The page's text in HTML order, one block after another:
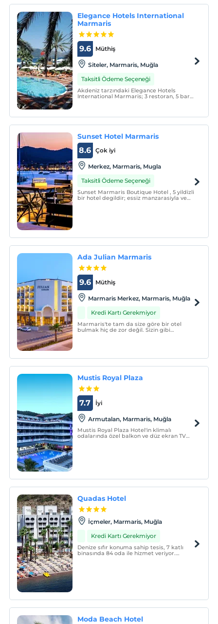
Elegance Hotels International
Marmaris
Müthiş
9.6
Siteler, Marmaris, Muğla
Taksitli Ödeme Seçeneği
Akdeniz tarzındaki Elegance Hotels
International Marmaris; 3 restoran, 5 bar
çıkarabilirler.
Sunset Hotel Marmaris
Çok iyi
8.6
Merkez, Marmaris, Mugla
Taksitli Ödeme Seçeneği
Sunset Marmaris Boutique Hotel , 5 yildizli
bir hotel degildir; essiz manzarasiyla ve
Ada Julian Marmaris
Müthiş
9.6
Marmaris Merkez, Marmaris, Muğla
Kredi Kartı Gerekmiyor
Marmaris'te tam da size göre bir otel
bulmak hiç de zor değil. Sizin gibi
Mustis Royal Plaza
İyi
7.7
Armutalan, Marmaris, Muğla
Mustis Royal Plaza Hotel'in klimalı
odalarında özel balkon ve düz ekran TV
Quadas Hotel
İçmeler, Marmaris, Muğla
Kredi Kartı Gerekmiyor
Denize sıfır konuma sahip tesis, 7 katlı
binasında 84 oda ile hizmet veriyor.
Moda Beach Hotel